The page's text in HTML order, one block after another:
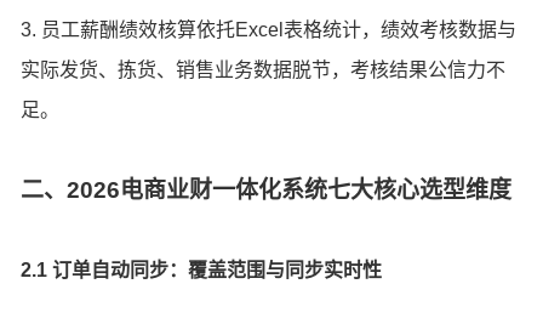
3. 员工薪酬绩效核算依托Excel表格统计，绩效考核数据与
实际发货、拣货、销售业务数据脱节，考核结果公信力不
足。
二、2026电商业财一体化系统七大核心选型维度
2.1 订单自动同步：覆盖范围与同步实时性